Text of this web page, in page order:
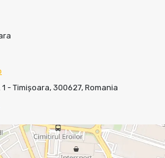
- Timișoara, 300627, Romania